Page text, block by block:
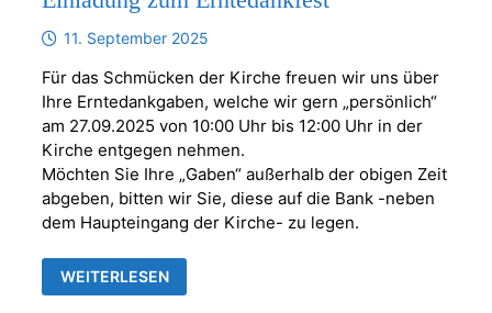
11. September 2025
Für das Schmücken der Kirche freuen wir uns über
Ihre Erntedankgaben, welche wir gern „persönlich“
am 27.09.2025 von 10:00 Uhr bis 12:00 Uhr in der
Kirche entgegen nehmen.
Möchten Sie Ihre „Gaben“ außerhalb der obigen Zeit
abgeben, bitten wir Sie, diese auf die Bank -neben
dem Haupteingang der Kirche- zu legen.
EINLADUNG
ZUM
ERNTEDANKFEST
WEITERLESEN